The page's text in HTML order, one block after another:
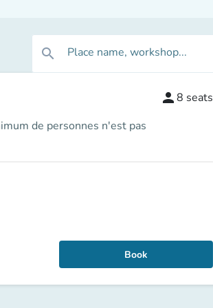
search Place name, workshop...
de personnes n'est pas
person8 seats
Book